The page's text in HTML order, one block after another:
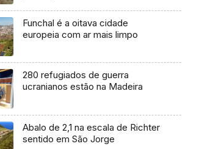
Funchal é a oitava cidade
europeia com ar mais limpo
280 refugiados de guerra
ucranianos estão na Madeira
Abalo de 2,1 na escala de Richter
sentido em São Jorge